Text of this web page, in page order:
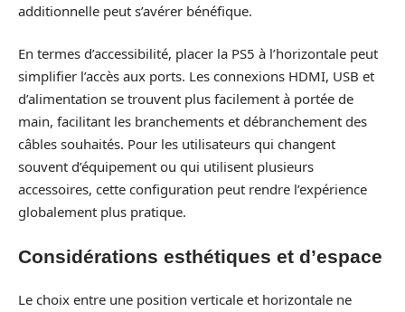
additionnelle peut s’avérer bénéfique.
En termes d’accessibilité, placer la PS5 à l’horizontale peut
simplifier l’accès aux ports. Les connexions HDMI, USB et
d’alimentation se trouvent plus facilement à portée de
main, facilitant les branchements et débranchement des
câbles souhaités. Pour les utilisateurs qui changent
souvent d’équipement ou qui utilisent plusieurs
accessoires, cette configuration peut rendre l’expérience
globalement plus pratique.
Considérations esthétiques et d’espace
Le choix entre une position verticale et horizontale ne